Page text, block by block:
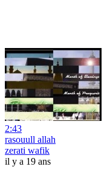
2:43
rasouull allah
zerati wafik
il y a 19 ans